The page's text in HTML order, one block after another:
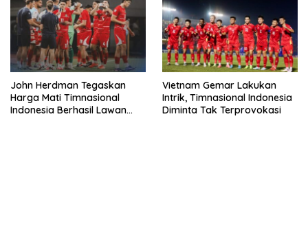
John Herdman Tegaskan
Harga Mati Timnasional
Indonesia Berhasil Lawan
Vietnam Gemar Lakukan
Intrik, Timnasional Indonesia
Diminta Tak Terprovokasi